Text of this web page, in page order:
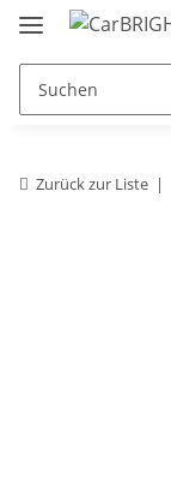
Zurück zur Liste